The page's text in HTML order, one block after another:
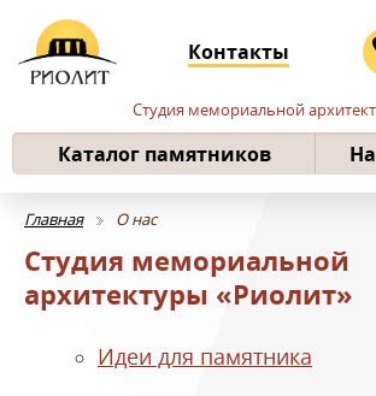
Контакты
Студия мемориальной
Каталог памятников
Главная О нас
Студия мемориальной
архитектуры «Риолит»
Идеи для памятника